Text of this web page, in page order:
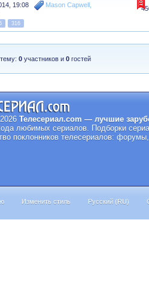
19:08 Mason Capwell
316
тему:0 участников и0 гостей
Телесериал.com — лучшие
любимых сериалов.
Подборки
поклонников телесериалов:
Изменить стиль Русский (RU)